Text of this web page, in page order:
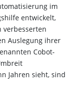
im
entwickelt,
Auslegung ihrer
Cobot-
Jahren sieht, sind